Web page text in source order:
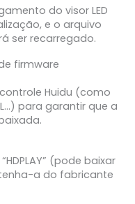
do visor LED
e o arquivo
ser recarregado.
firmware
Huidu (como
para garantir que a
(pode baixar
a do fabricante